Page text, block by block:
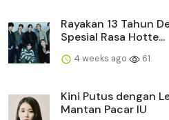
Rayakan 13 Tahun
Spesial Rasa Hotte...
4 weeks ago 61
Kini Putus dengan
Mantan Pacar IU